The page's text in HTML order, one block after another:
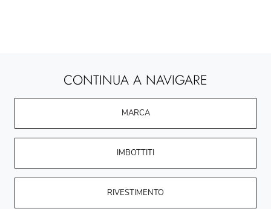
CONTINUA A NAVIGARE
MARCA
IMBOTTITI
RIVESTIMENTO